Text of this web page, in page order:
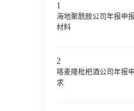
1
海地聚酰胺公司年报申
材料
2
喀麦隆枇杷酒公司年报
求